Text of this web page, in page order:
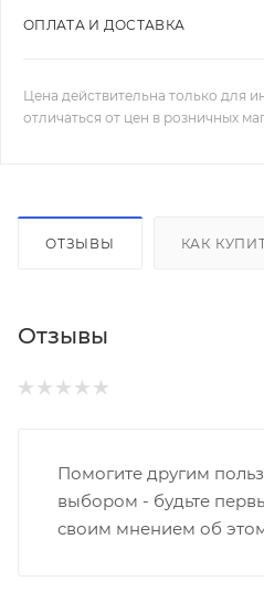
ОПЛАТА И ДОСТАВКА
Цена действительна только для
отличаться от цен в розничных
ОТЗЫВЫ КАК
Отзывы
Помогите другим
выбором - будьте
своим мнением об